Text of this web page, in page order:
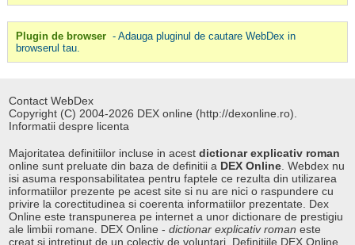
Plugin de browser - Adauga pluginul de cautare WebDex in
browserul tau.
Contact WebDex
Copyright (C) 2004-2026 DEX online (http://dexonline.ro).
Informatii despre licenta
Majoritatea definitiilor incluse in acestdictionar explicativ roman
online sunt preluate din baza de definitii a DEX Online . Webdex nu
isi asuma responsabilitatea pentru faptele ce rezulta din utilizarea
informatiilor prezente pe acest site si nu are nici o raspundere cu
privire la corectitudinea si coerenta informatiilor prezentate. Dex
Online este transpunerea pe internet a unor dictionare de prestigiu
ale limbii romane. DEX Online -dictionar explicativ roman este
creat si intretinut de un colectiv de voluntari. Definitiile DEX Online